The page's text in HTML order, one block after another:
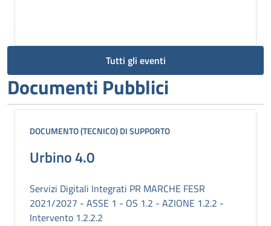
Tutti gli eventi
Documenti Pubblici
DOCUMENTO (TECNICO) DI SUPPORTO
Urbino 4.0
Servizi Digitali Integrati PR MARCHE FESR
2021/2027 - ASSE 1 - OS 1.2 - AZIONE 1.2.2 -
Intervento 1.2.2.2